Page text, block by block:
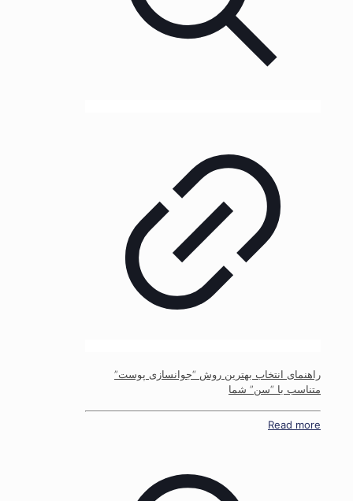
راهنمای انتخاب بهترین روش “جوانسازی پوست”
متناسب با “سن” شما
Read more